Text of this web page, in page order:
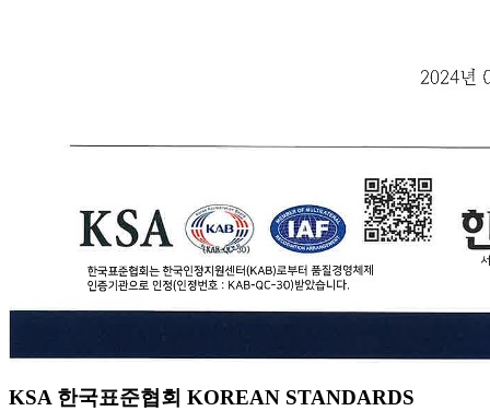
KSA 한국표준협회 KOREAN STANDARDS